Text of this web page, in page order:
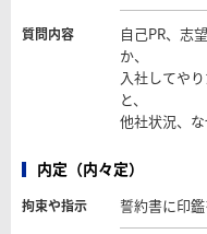
質問内容
自己PR、志
か、
入社してや
と、
他社状況、
内定（内々定）
拘束や指示 誓約書に印鑑